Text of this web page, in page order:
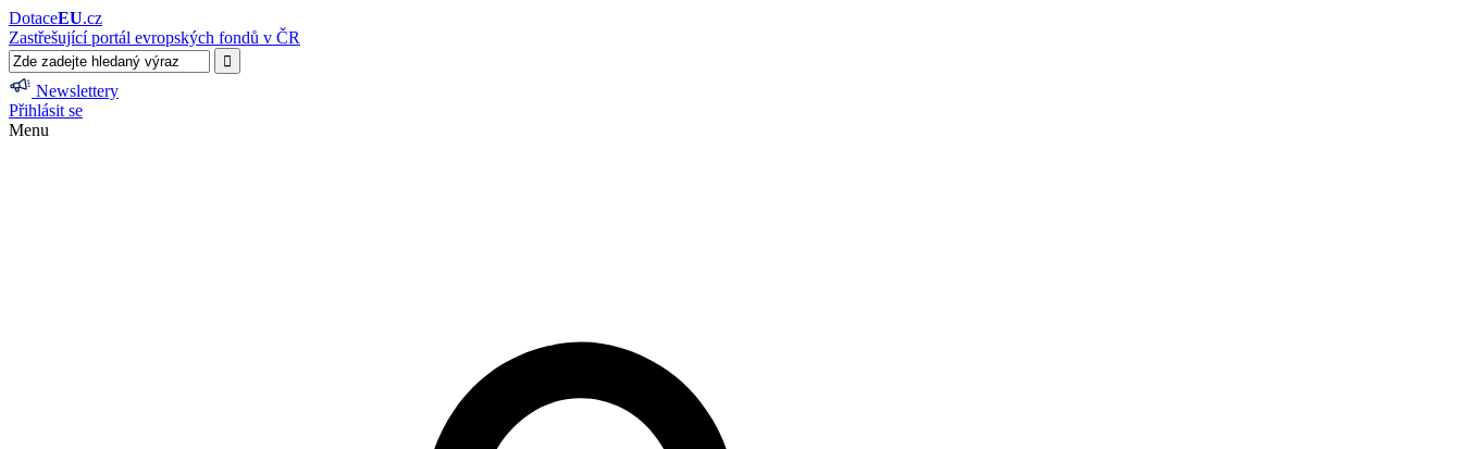
DotaceEU.cz
Zastřešující portál evropských fondů v ČR
Newslettery
Přihlásit se
Menu